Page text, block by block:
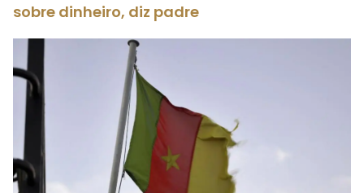
sobre dinheiro, diz padre